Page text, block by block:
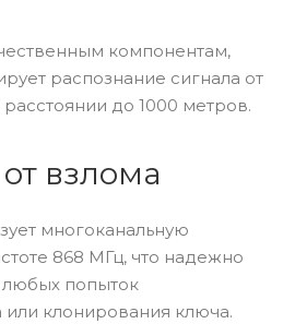
компонентам,
распознание сигнала от
расстоянии до 1000 метров.
взлома
многоканальную
868 МГц, что надежно
любых попыток
или клонирования ключа.